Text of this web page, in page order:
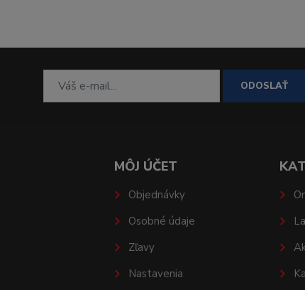
ODOSLAŤ
MÔJ ÚČET
Objednávky
Osobné údaje
Zľavy
Nastavenia